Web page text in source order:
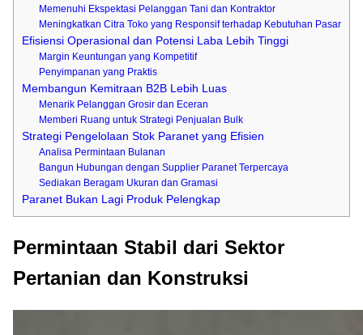
Memenuhi Ekspektasi Pelanggan Tani dan Kontraktor
Meningkatkan Citra Toko yang Responsif terhadap Kebutuhan Pasar
Efisiensi Operasional dan Potensi Laba Lebih Tinggi
Margin Keuntungan yang Kompetitif
Penyimpanan yang Praktis
Membangun Kemitraan B2B Lebih Luas
Menarik Pelanggan Grosir dan Eceran
Memberi Ruang untuk Strategi Penjualan Bulk
Strategi Pengelolaan Stok Paranet yang Efisien
Analisa Permintaan Bulanan
Bangun Hubungan dengan Supplier Paranet Terpercaya
Sediakan Beragam Ukuran dan Gramasi
Paranet Bukan Lagi Produk Pelengkap
Permintaan Stabil dari Sektor
Pertanian dan Konstruksi